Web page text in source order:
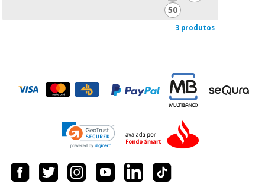
50
3 produtos